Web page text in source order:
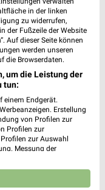
Geschlossen
Geschlossen
in der linken
zu widerrufen,
der Fußzeile der Website
Auf dieser Seite können
werden unseren
die Browserdaten.
um die Leistung der
tun:
einem Endgerät.
Erstellung
von Profilen zur
Profilen zur
zur Auswahl
Messung der
Entwicklung und
Daten zur Auswahl